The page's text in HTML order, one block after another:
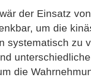
der Einsatz
um die
systematisch zu
die